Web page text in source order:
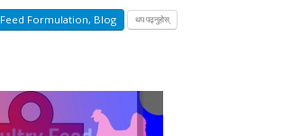
Feed Formulation, Blog थप पढ्नुहोस्